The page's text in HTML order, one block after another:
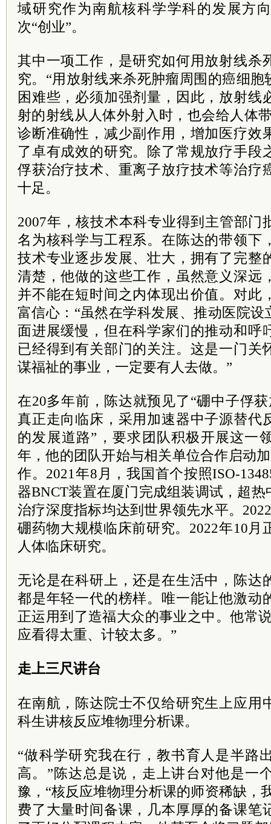
域研究作为南航核科学学科的发展方
次“创业”。
其中一项工作，是研究如何用放射线杀
究。“用放射线来杀死肿瘤周围的癌细
困难些，必须加强剂量，因此，放射线
射的射线从人体外射入时，也会给人体
诊断准确性，减少副作用，增加医疗效
了卓有成效的研究。除了常规放疗手段
俘获治疗技术、重离子放疗技术等治疗
十足。
2007年，核技术本科专业得到主管部门
名为核科学与工程系。在陈达的带领下
技术专业逐步发展、壮大，拥有了完整
清楚，他做的这些工作，虽然意义深远
并不能在短时间之内体现出价值。对此
富信心：“虽然在学科发展、推动医院
面进展缓慢，但在科学家们的推动和呼
已经得到有关部门的关注。这是一门关
谋福祉的事业，一定要有人去做。”
在20多年前，陈达就预见了“硼中子俘
真正走向临床，采用加速器中子源替代
的发展道路”，要求团队积极开展这一
年，他的团队开始与相关单位合作启动
作。2021年8月，我国首个按照ISO-
器BNCT装置在厦门完成组装调试，超
治疗深度指标均达到世界领先水平。
硼药物大规模临床前研究。2022年10月
人体临床研究。
无论是在科研上，还是在生活中，陈达
都是年轻一代的榜样。唯一能让他激动
正运用到了造福大众的事业之中。他常
应看得太重、计较太多。”
走上三尺讲台
在南航，陈达院士不仅给研究生上应用
科生讲核反应堆物理分析课。
“做科学研究我在行，教书育人是半路
高。”陈达总是说，走上讲台对他是一
豫，“核反应堆物理分析课的师资稀缺，
费了大量时间备课，几本厚厚的备课笔